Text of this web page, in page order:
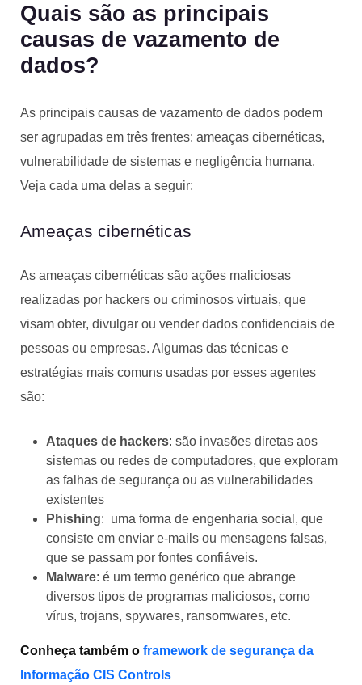
Quais são as principais
causas de vazamento de
dados?
As principais causas de vazamento de dados podem
ser agrupadas em três frentes: ameaças cibernéticas,
vulnerabilidade de sistemas e negligência humana.
Veja cada uma delas a seguir:
Ameaças cibernéticas
As ameaças cibernéticas são ações maliciosas
realizadas por hackers ou criminosos virtuais, que
visam obter, divulgar ou vender dados confidenciais de
pessoas ou empresas. Algumas das técnicas e
estratégias mais comuns usadas por esses agentes
são:
Ataques de hackers: são invasões diretas aos
sistemas ou redes de computadores, que exploram
as falhas de segurança ou as vulnerabilidades
existentes
Phishing: uma forma de engenharia social, que
consiste em enviar e-mails ou mensagens falsas,
que se passam por fontes confiáveis.
Malware: é um termo genérico que abrange
diversos tipos de programas maliciosos, como
vírus, trojans, spywares, ransomwares, etc.
Conheça também o framework de segurança da
Informação CIS Controls